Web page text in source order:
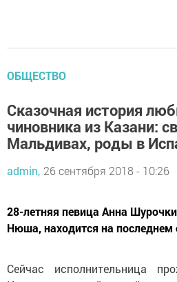
ОБЩЕСТВО
Сказочная история
чиновника из Казани:
Мальдивах, роды в
admin, 26 сентября 2018 - 10:26
28-летняя певица Анна
Нюша, находится на последнем
Сейчас исполнительница